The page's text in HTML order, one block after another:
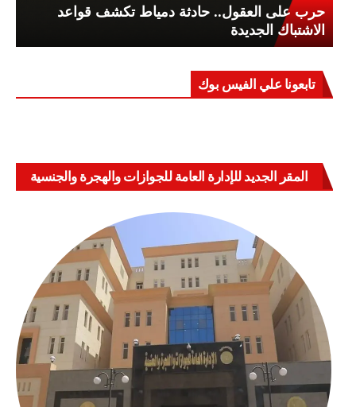
حرب على العقول.. حادثة دمياط تكشف قواعد
الاشتباك الجديدة
تابعونا علي الفيس بوك
المقر الجديد للإدارة العامة للجوازات والهجرة والجنسية